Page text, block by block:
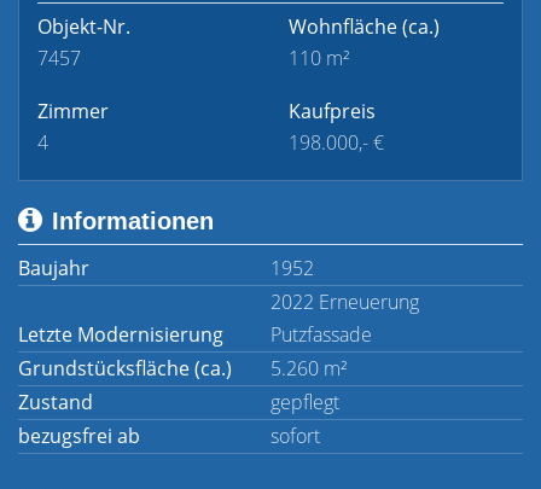
Objekt-Nr.
7457
Wohnfläche(ca.)
110 m²
Zimmer
4
Kaufpreis
198.000,- €
Informationen
Baujahr
1952
Letzte Modernisierung
2022 Erneuerung
Putzfassade
Grundstücksfläche (ca.)
5.260 m²
Zustand
gepflegt
bezugsfrei ab
sofort